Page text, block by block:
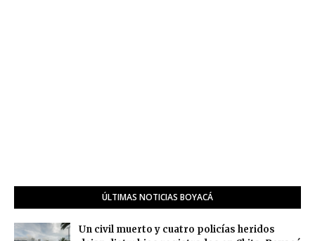
ÚLTIMAS NOTICIAS BOYACÁ
Un civil muerto y cuatro policías heridos